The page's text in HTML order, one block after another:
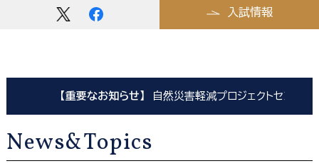
入試情報
【重要なお知らせ】 自然災害軽減プロジェクトセンター
News&Topics